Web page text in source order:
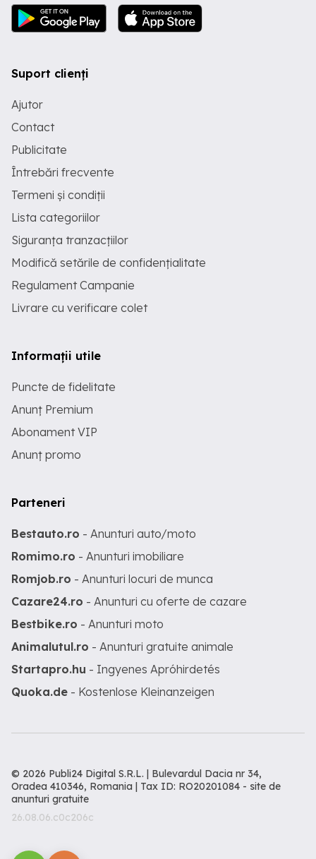
Suport clienți
Ajutor
Contact
Publicitate
Întrebări frecvente
Termeni și condiții
Lista categoriilor
Siguranța tranzacțiilor
Modifică setările de confidențialitate
Regulament Campanie
Livrare cu verificare colet
Informații utile
Puncte de fidelitate
Anunț Premium
Abonament VIP
Anunț promo
Parteneri
Bestauto.ro - Anunturi auto/moto
Romimo.ro - Anunturi imobiliare
Romjob.ro - Anunturi locuri de munca
Cazare24.ro - Anunturi cu oferte de cazare
Bestbike.ro - Anunturi moto
Animalutul.ro - Anunturi gratuite animale
Startapro.hu - Ingyenes Apróhirdetés
Quoka.de - Kostenlose Kleinanzeigen
© 2026 Publi24 Digital S.R.L. | Bulevardul Dacia nr 34,
Oradea 410346, Romania | Tax ID: RO20201084 - site de
anunturi gratuite
26.08.06.c0c206c